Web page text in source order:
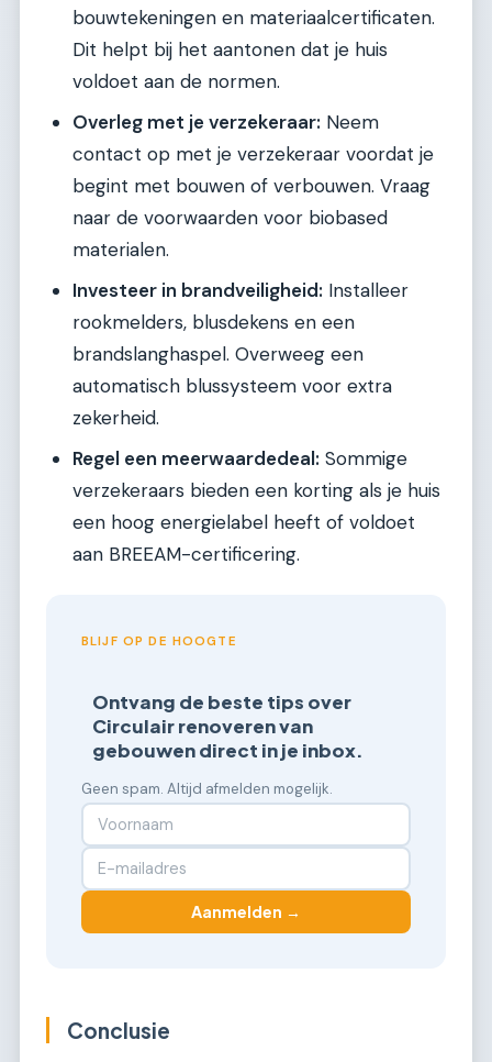
bouwtekeningen en materiaalcertificaten.
Dit helpt bij het aantonen dat je huis
voldoet aan de normen.
Overleg met je verzekeraar: Neem
contact op met je verzekeraar voordat je
begint met bouwen of verbouwen. Vraag
naar de voorwaarden voor biobased
materialen.
Investeer in brandveiligheid: Installeer
rookmelders, blusdekens en een
brandslanghaspel. Overweeg een
automatisch blussysteem voor extra
zekerheid.
Regel een meerwaardedeal: Sommige
verzekeraars bieden een korting als je huis
een hoog energielabel heeft of voldoet
aan BREEAM-certificering.
BLIJF OP DE HOOGTE
Ontvang de beste tips over
Circulair renoveren van
gebouwen direct in je inbox.
Geen spam. Altijd afmelden mogelijk.
Aanmelden →
Conclusie